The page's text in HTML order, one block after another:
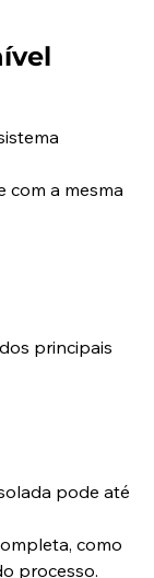
com a mesma
principais
pode até
como
processo.